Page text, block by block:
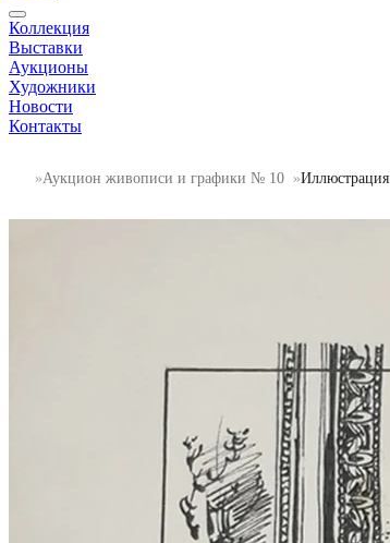
Коллекция
Выставки
Аукционы
Художники
Новости
Контакты
Аукцион живописи и графики № 10 Иллюстрация